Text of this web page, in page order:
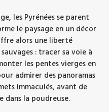
les Pyrénées se parent
le paysage en un décor
alors une liberté
: tracer sa voie à
les pentes vierges en
admirer des panoramas
immaculés, avant de
dans la poudreuse.